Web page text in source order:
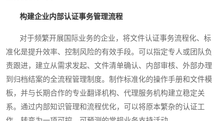
构建企业内部认证事务管理流程
对于频繁开展国际业务的企业，将文件认证事务流程化、标
准化是提升效率、控制风险的有效手段。可以指定专人或团队负
责跟进，建立从需求发起、文件清单确认、内部审核、外部办理
到归档结案的全流程管理制度。制作标准化的操作手册和文件模
板，并与长期合作的专业翻译机构、代理服务机构建立稳定关
系。通过内部知识管理和流程优化，可以将原本繁杂的认证工